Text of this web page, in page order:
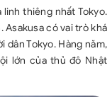
thiêng nhất Tokyo.
Asakusa có vai trò khá
Tokyo. Hàng năm,
lớn của thủ đô Nhật